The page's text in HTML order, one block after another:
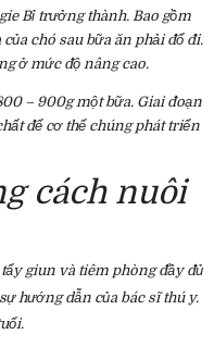
Bỉ trưởng thành. Bao gồm
chó sau bữa ăn phải đổ đi.
ở mức độ nâng cao.
– 900g một bữa. Giai đoạn
để cơ thể chúng phát triển
cách nuôi
giun và tiêm phòng đầy đủ
hướng dẫn của bác sĩ thú y.